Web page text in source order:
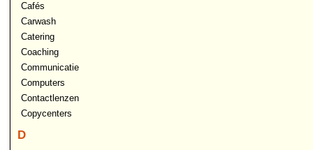
Cafés
Carwash
Catering
Coaching
Communicatie
Computers
Contactlenzen
Copycenters
D